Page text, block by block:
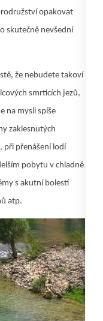
opakovat
skutečně nevšední
že nebudete takoví
smrtících jezů,
na mysli spíše
zaklesnutých
při přenášení lodí
pobytu v chladné
s akutní bolestí
atp.